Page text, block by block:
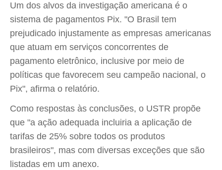
Um dos alvos da investigação americana é o
sistema de pagamentos Pix. "O Brasil tem
prejudicado injustamente as empresas americanas
que atuam em serviços concorrentes de
pagamento eletrônico, inclusive por meio de
políticas que favorecem seu campeão nacional, o
Pix", afirma o relatório.
Como respostas às conclusões, o USTR propõe
que "a ação adequada incluiria a aplicação de
tarifas de 25% sobre todos os produtos
brasileiros", mas com diversas exceções que são
listadas em um anexo.